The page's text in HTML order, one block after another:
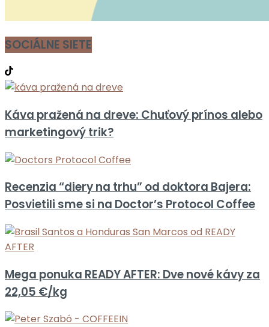
SOCIÁLNE SIETE
Káva pražená na dreve: Chuťový prínos alebo
marketingový trik?
Recenzia “diery na trhu” od doktora Bajera:
Posvietili sme si na Doctor’s Protocol Coffee
Mega ponuka READY AFTER: Dve nové kávy za
22,05 €/kg